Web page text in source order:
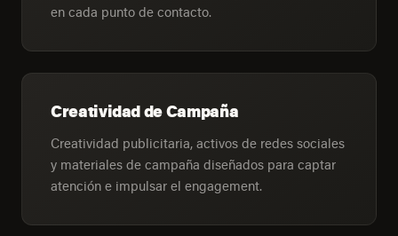
en cada punto de contacto.
Creatividad de Campaña
Creatividad publicitaria, activos de redes sociales
y materiales de campaña diseñados para captar
atención e impulsar el engagement.